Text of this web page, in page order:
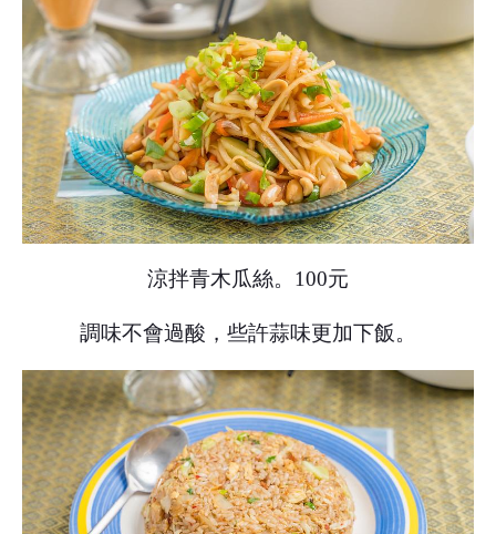
涼拌青木瓜絲。100元
調味不會過酸，些許蒜味更加下飯。